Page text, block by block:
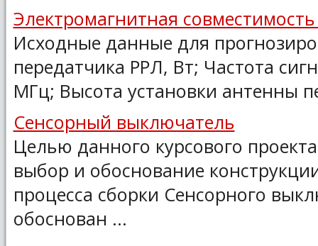
Электромагнитная совместимость
Исходные данные для
передатчика РРЛ, Вт; Частота
МГц; Высота установки антенны
Сенсорный выключатель
Целью данного курсового
выбор и обоснование
процесса сборки Сенсорного
обоснован ...